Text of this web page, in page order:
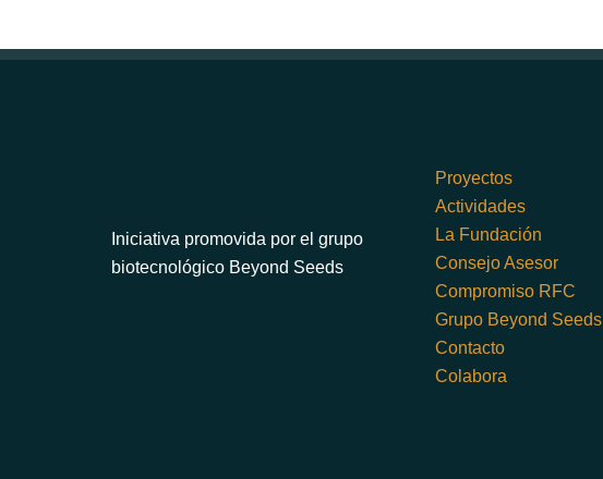
Iniciativa promovida por el grupo
biotecnológico Beyond Seeds
Proyectos
Actividades
La Fundación
Consejo Asesor
Compromiso RFC
Grupo Beyond Seeds
Contacto
Colabora